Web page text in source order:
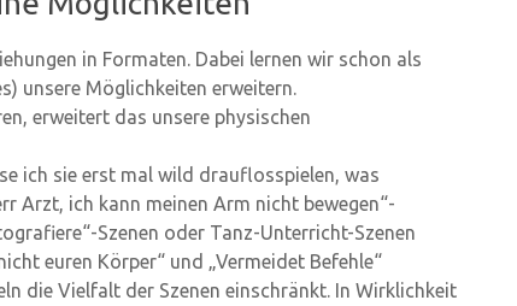
in Formaten. Dabei lernen wir schon als
unsere Möglichkeiten erweitern.
erweitert das unsere physischen
ich sie erst mal wild drauflosspielen, was
Arzt, ich kann meinen Arm nicht bewegen“-
Szenen oder Tanz-Unterricht-Szenen
euren Körper“ und „Vermeidet Befehle“
die Vielfalt der Szenen einschränkt. In Wirklichkeit